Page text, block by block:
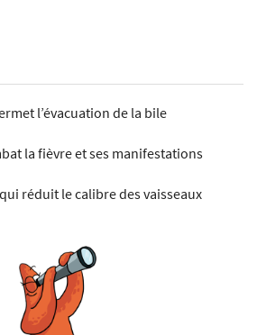
l’évacuation de la bile
la fièvre et ses manifestations
réduit le calibre des vaisseaux